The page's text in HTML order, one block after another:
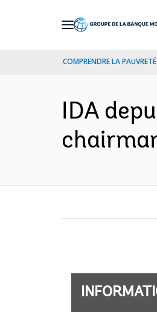
COMPRENDRE LA PAUVRETÉ
IDA